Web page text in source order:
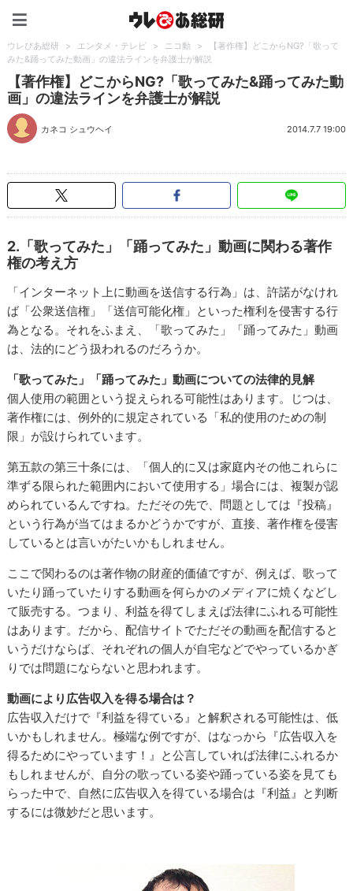
ウレぴあ総研 > エンタメ・テレビ > ニコ動 >
【著作権】どこからNG?「歌って
みた&踊ってみた動画」の違法ラインを弁護士が解説
【著作権】どこからNG?「歌ってみた&踊ってみた動
画」の違法ラインを弁護士が解説
カネコ シュウヘイ 2014.7.7 19:00
2.「歌ってみた」「踊ってみた」動画に関わる著作
権の考え方
「インターネット上に動画を送信する行為」は、許諾がなけれ
ば「公衆送信権」「送信可能化権」といった権利を侵害する行
為となる。それをふまえ、「歌ってみた」「踊ってみた」動画
は、法的にどう扱われるのだろうか。
「歌ってみた」「踊ってみた」動画についての法律的見解
個人使用の範囲という捉えられる可能性はあります。じつは、
著作権には、例外的に規定されている「私的使用のための制
限」が設けられています。
第五款の第三十条には、「個人的に又は家庭内その他これらに
準ずる限られた範囲内において使用する」場合には、複製が認
められているんですね。ただその先で、問題としては『投稿』
という行為が当てはまるかどうかですが、直接、著作権を侵害
しているとは言いがたいかもしれません。
ここで関わるのは著作物の財産的価値ですが、例えば、歌って
いたり踊っていたりする動画を何らかのメディアに焼くなどし
て販売する。つまり、利益を得てしまえば法律にふれる可能性
はあります。だから、配信サイトでただその動画を配信すると
いうだけならば、それぞれの個人が自宅などでやっているかぎ
りでは問題にならないと思われます。
動画により広告収入を得る場合は？
広告収入だけで『利益を得ている』と解釈される可能性は、低
いかもしれません。極端な例ですが、はなっから『広告収入を
得るためにやっています！』と公言していれば法律にふれるか
もしれませんが、自分の歌っている姿や踊っている姿を見ても
らった中で、自然に広告収入を得ている場合は『利益』と判断
するには微妙だと思います。